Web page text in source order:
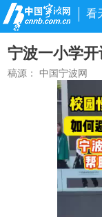
看
宁波一小学
稿源： 中国宁波网